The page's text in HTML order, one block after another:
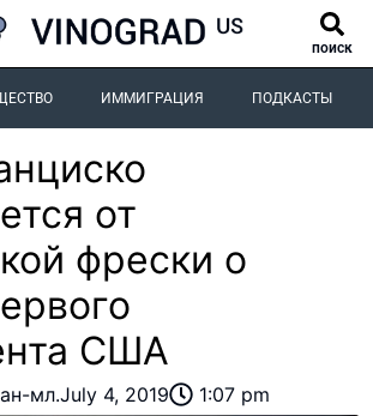
поиск
ИММИГРАЦИЯ ПОДКАСТЫ
от
фрески о
США
мл.July 4, 2019 1:07 pm